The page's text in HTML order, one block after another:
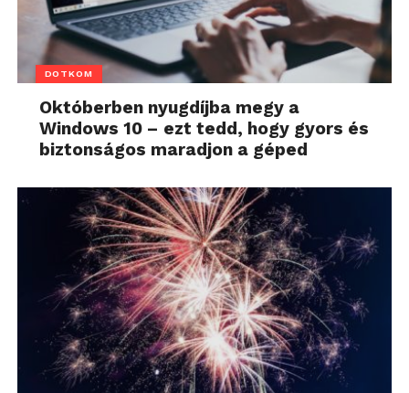
DOTKOM
Októberben nyugdíjba megy a
Windows 10 – ezt tedd, hogy gyors és
biztonságos maradjon a géped